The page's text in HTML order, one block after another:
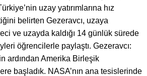
uzay yatırımlarına hız
belirten Gezeravcı, uzaya
ve uzayda kaldığı 14 günlük sürede
öğrencilerle paylaştı. Gezeravcı:
ardından Amerika Birleşik
başladık. NASA’nın ana tesislerinde